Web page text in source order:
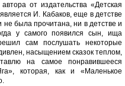
от издательства «Детская
И. Кабаков, еще в детстве
была прочитана, ни в детстве и
у самого появился сын, ища
сам послушать некоторые
насыщением сказок теплом,
на самое понравившееся
которая, как и «Маленькое